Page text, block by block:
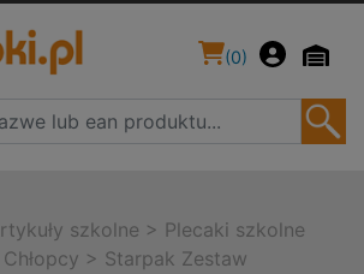
(0)
szkolne > Plecaki szkolne
Chłopcy > Starpak Zestaw